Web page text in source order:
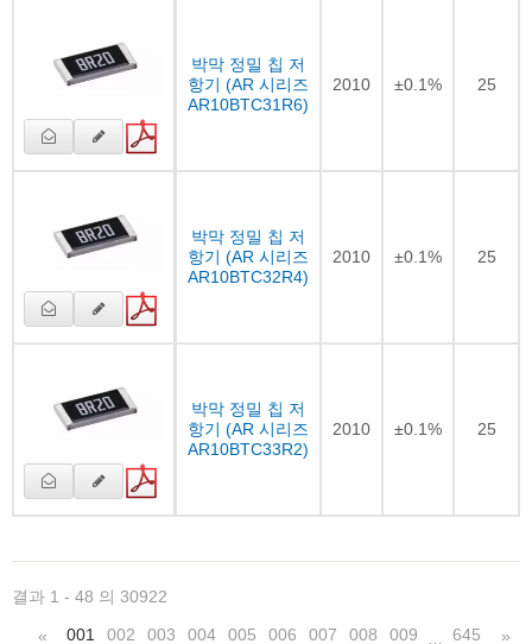
박막 정밀 칩 저
항기 (AR 시리즈
AR10BTC31R6)
2010 ±0.1% 25
박막 정밀 칩 저
항기 (AR 시리즈
AR10BTC32R4)
2010 ±0.1% 25
박막 정밀 칩 저
항기 (AR 시리즈
AR10BTC33R2)
2010 ±0.1% 25
결과 1 - 48 의 30922
« 001 002 003 004 005 006 007 008 009 645 »